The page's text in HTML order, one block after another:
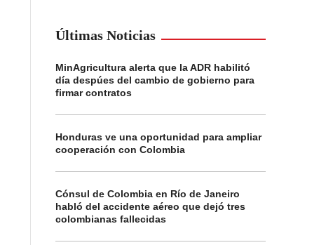
Últimas Noticias
MinAgricultura alerta que la ADR habilitó
día despúes del cambio de gobierno para
firmar contratos
Honduras ve una oportunidad para ampliar
cooperación con Colombia
Cónsul de Colombia en Río de Janeiro
habló del accidente aéreo que dejó tres
colombianas fallecidas